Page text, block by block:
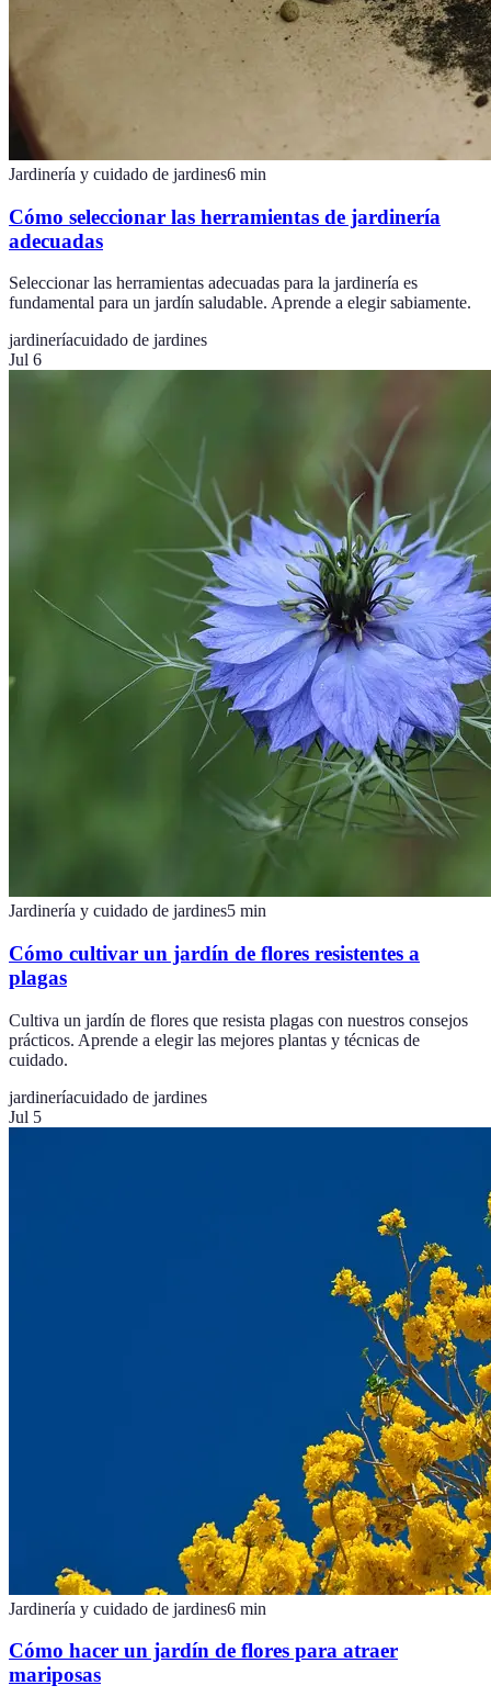
Jardinería y cuidado de jardines6 min
Cómo seleccionar las herramientas de jardinería
adecuadas
Seleccionar las herramientas adecuadas para la jardinería es
fundamental para un jardín saludable. Aprende a elegir sabiamente.
jardineríacuidado de jardines
Jul 6
Jardinería y cuidado de jardines5 min
Cómo cultivar un jardín de flores resistentes a
plagas
Cultiva un jardín de flores que resista plagas con nuestros consejos
prácticos. Aprende a elegir las mejores plantas y técnicas de
cuidado.
jardineríacuidado de jardines
Jul 5
Jardinería y cuidado de jardines6 min
Cómo hacer un jardín de flores para atraer
mariposas